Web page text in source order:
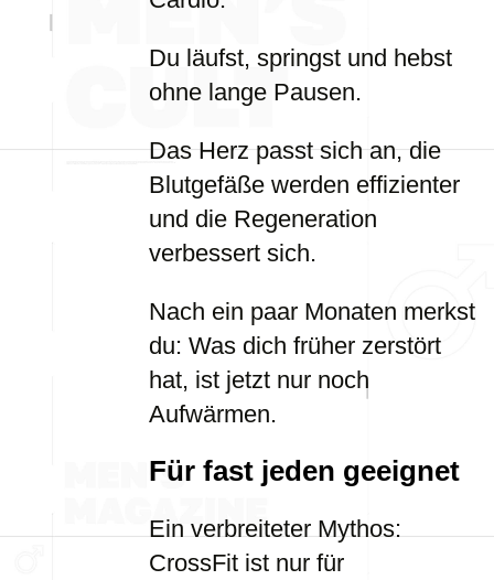
Du läufst, springst und hebst
ohne lange Pausen.
Das Herz passt sich an, die
Blutgefäße werden effizienter
und die Regeneration
verbessert sich.
Nach ein paar Monaten merkst
du: Was dich früher zerstört
hat, ist jetzt nur noch
Aufwärmen.
Für fast jeden geeignet
Ein verbreiteter Mythos:
CrossFit ist nur für